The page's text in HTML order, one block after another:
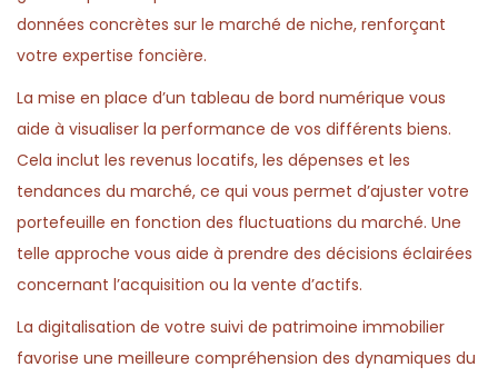
données concrètes sur le marché de niche, renforçant
votre expertise foncière.
La mise en place d’un tableau de bord numérique vous
aide à visualiser la performance de vos différents biens.
Cela inclut les revenus locatifs, les dépenses et les
tendances du marché, ce qui vous permet d’ajuster votre
portefeuille en fonction des fluctuations du marché. Une
telle approche vous aide à prendre des décisions éclairées
concernant l’acquisition ou la vente d’actifs.
La digitalisation de votre suivi de patrimoine immobilier
favorise une meilleure compréhension des dynamiques du